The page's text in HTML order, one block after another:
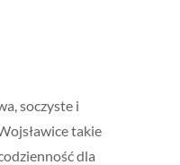
soczyste i
takie
dla